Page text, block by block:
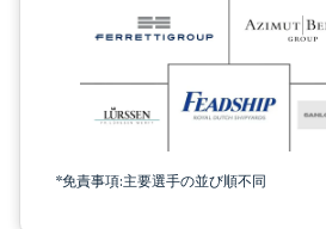
*免責事項:主要選手の並び順不同